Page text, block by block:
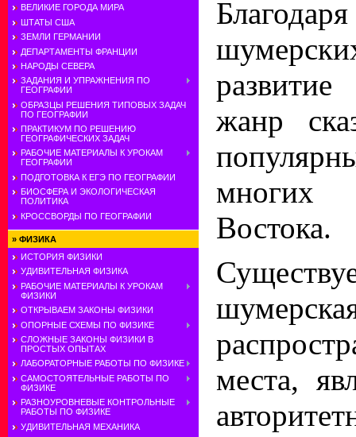
ВЕЛИКИЕ ГОРОДА МИРА
ШТАТЫ США
ЗЕМЛИ ГЕРМАНИИ
ДЕПАРТАМЕНТЫ ФРАНЦИИ
НАРОДЫ СЕВЕРА
ЗАДАНИЯ И УПРАЖНЕНИЯ ПО
ГЕОГРАФИИ
ОБРАЗЦЫ РЕШЕНИЯ ТИПОВЫХ ЗАДАЧ
ПО ГЕОГРАФИИ
ПРАКТИКУМ ПО РЕШЕНИЮ
ГЕОГРАФИЧЕСКИХ ЗАДАЧ
РАБОЧИЕ МАТЕРИАЛЫ К УРОКАМ
ГЕОГРАФИИ
ПОДГОТОВКА К ЕГЭ ПО ГЕОГРАФИИ
БИОСФЕРА И ЭКОЛОГИЧЕСКАЯ
ПОЛИТИКА
КРОССВОРДЫ ПО ГЕОГРАФИИ
» ФИЗИКА
ИСТОРИЯ ФИЗИКИ
УДИВИТЕЛЬНАЯ ФИЗИКА
РАБОЧИЕ МАТЕРИАЛЫ К УРОКАМ
ФИЗИКИ
ОТКРЫВАЕМ ЗАКОНЫ ФИЗИКИ
ОПОРНЫЕ СХЕМЫ ПО ФИЗИКЕ
СЛОЖНЫЕ ЗАКОНЫ ФИЗИКИ В
ПРОСТЫХ ОПЫТАХ
ЛАБОРАТОРНЫЕ РАБОТЫ ПО ФИЗИКЕ
САМОСТОЯТЕЛЬНЫЕ РАБОТЫ ПО
ФИЗИКЕ
РАЗНОУРОВНЕВЫЕ КОНТРОЛЬНЫЕ
РАБОТЫ ПО ФИЗИКЕ
УДИВИТЕЛЬНАЯ МЕХАНИКА
жанр
многих
Востока.
места,